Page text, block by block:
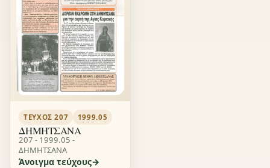
ΤΕΎΧΟΣ 207 1999.05
ΔΗΜΗΤΣΑΝΑ
207 - 1999.05 -
ΔΗΜΗΤΣΑΝΑ
Άνοιγμα τεύχους